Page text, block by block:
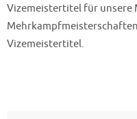
Vizemeistertitel für unsere
Vizemeistertitel.